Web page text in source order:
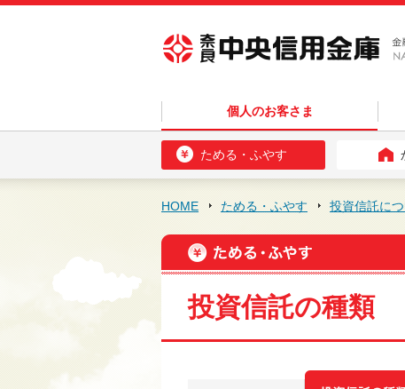
個人のお客さま
ためる・ふやす
HOME ためる・ふやす 投資信託に
投資信託の種類